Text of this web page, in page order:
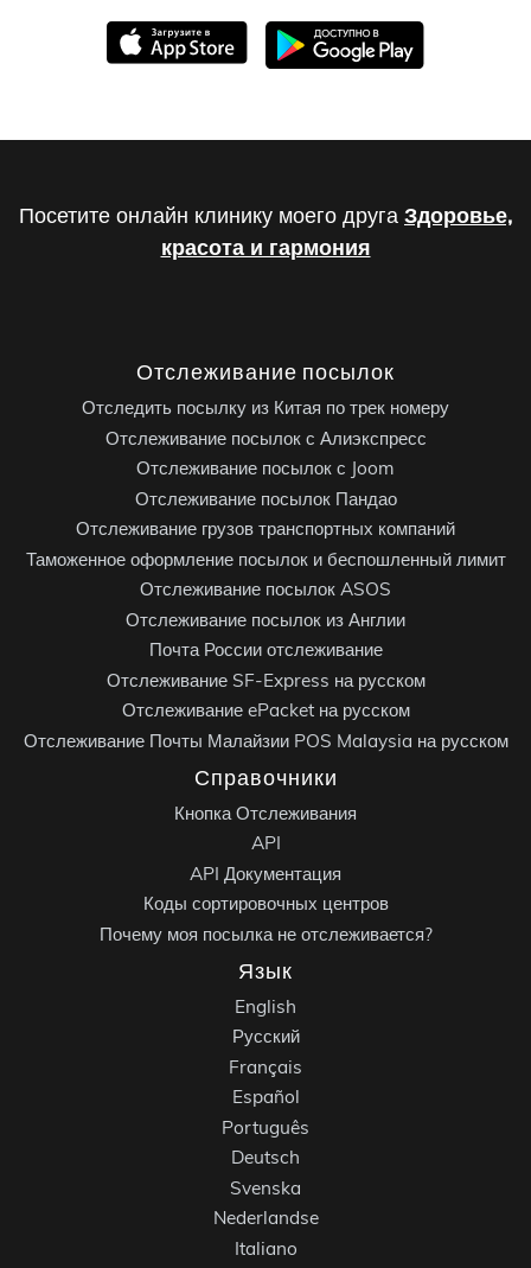
Посетите онлайн клинику моего друга Здоровье,
красота и гармония
Отслеживание посылок
Отследить посылку из Китая по трек номеру
Отслеживание посылок с Алиэкспресс
Отслеживание посылок с Joom
Отслеживание посылок Пандао
Отслеживание грузов транспортных компаний
Таможенное оформление посылок и беспошленный лимит
Отслеживание посылок ASOS
Отслеживание посылок из Англии
Почта России отслеживание
Отслеживание SF-Express на русском
Отслеживание ePacket на русском
Отслеживание Почты Малайзии POS Malaysia на русском
Справочники
Кнопка Отслеживания
API
API Документация
Коды сортировочных центров
Почему моя посылка не отслеживается?
Язык
English
Русский
Français
Español
Português
Deutsch
Svenska
Nederlandse
Italiano